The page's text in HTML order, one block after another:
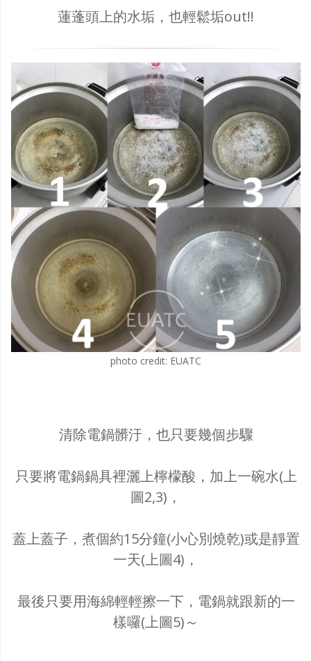
蓮蓬頭上的水垢，也輕鬆垢out!!
photo credit: EUATC
清除電鍋髒汙，也只要幾個步驟
只要將電鍋鍋具裡灑上檸檬酸，加上一碗水(上
圖2,3)，
蓋上蓋子，煮個約15分鐘(小心別燒乾)或是靜置
一天(上圖4)，
最後只要用海綿輕輕擦一下，電鍋就跟新的一
樣囉(上圖5)～